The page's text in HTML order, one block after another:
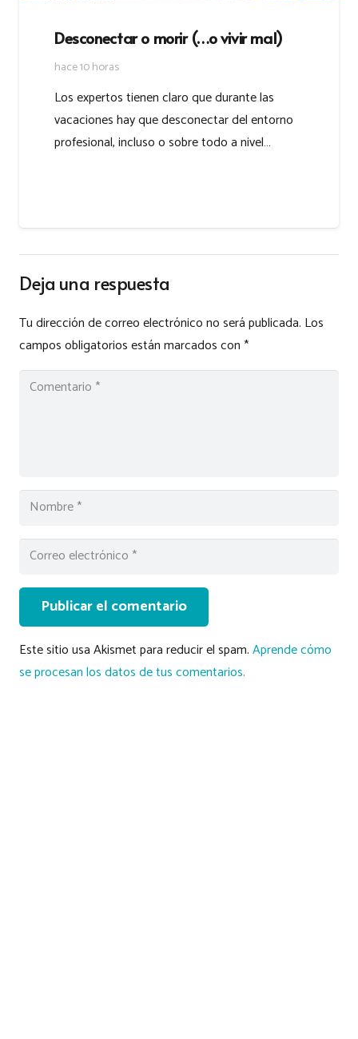
Desconectar o morir (…o vivir mal)
hace 10 horas
Los expertos tienen claro que durante las
vacaciones hay que desconectar del entorno
profesional, incluso o sobre todo a nivel…
Deja una respuesta
Tu dirección de correo electrónico no será publicada. Los
campos obligatorios están marcados con*
Publicar el comentario
Este sitio usa Akismet para reducir el spam.Aprende cómo
se procesan los datos de tus comentarios.